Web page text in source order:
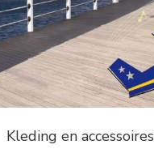
Kleding en accessoires